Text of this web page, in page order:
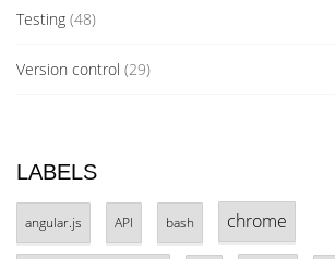
Testing (48)
Version control (29)
LABELS
angular.js API bash chrome